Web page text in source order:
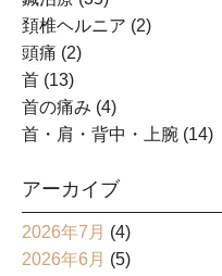
頚椎ヘルニア (2)
頭痛 (2)
首 (13)
首の痛み (4)
首・肩・背中・上腕 (14)
アーカイブ
2026年7月 (4)
2026年6月 (5)